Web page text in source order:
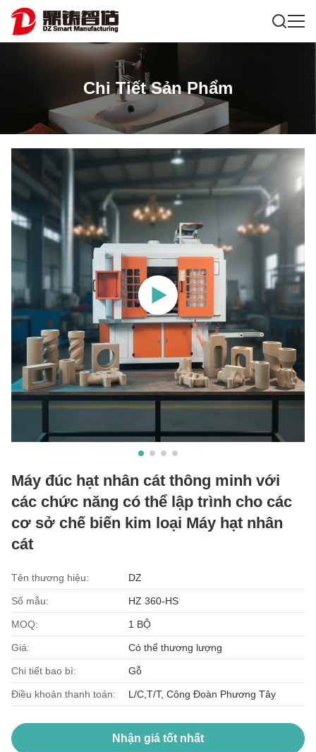
Chi Tiết Sản Phẩm
Máy đúc hạt nhân cát thông minh với
các chức năng có thể lập trình cho các
cơ sở chế biến kim loại Máy hạt nhân
cát
Tên thương hiệu: DZ
Số mẫu: HZ 360-HS
MOQ: 1 BỘ
Giá: Có thể thương lượng
Chi tiết bao bì: Gỗ
Điều khoản thanh toán: L/C,T/T, Công Đoàn Phương Tây
Nhận giá tốt nhất